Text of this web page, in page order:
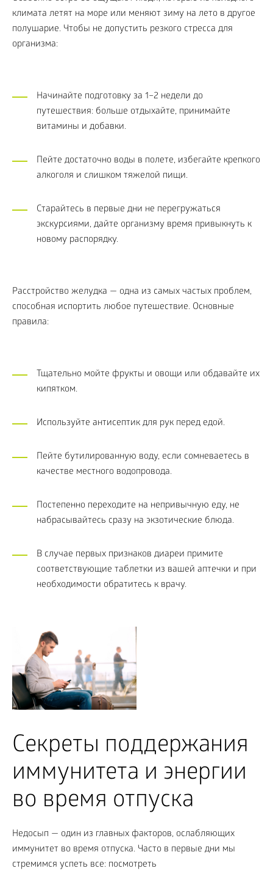
климата летят на море или меняют зиму на лето в другое
полушарие. Чтобы не допустить резкого стресса для
организма:
Начинайте подготовку за 1–2 недели до
путешествия: больше отдыхайте, принимайте
витамины и добавки.
Пейте достаточно воды в полете, избегайте крепкого
алкоголя и слишком тяжелой пищи.
Старайтесь в первые дни не перегружаться
экскурсиями, дайте организму время привыкнуть к
новому распорядку.
Расстройство желудка — одна из самых частых проблем,
способная испортить любое путешествие. Основные
правила:
Тщательно мойте фрукты и овощи или обдавайте их
кипятком.
Используйте антисептик для рук перед едой.
Пейте бутилированную воду, если сомневаетесь в
качестве местного водопровода.
Постепенно переходите на непривычную еду, не
набрасывайтесь сразу на экзотические блюда.
В случае первых признаков диареи примите
соответствующие таблетки из вашей аптечки и при
необходимости обратитесь к врачу.
Секреты поддержания
иммунитета и энергии
во время отпуска
Недосып — один из главных факторов, ослабляющих
иммунитет во время отпуска. Часто в первые дни мы
стремимся успеть все: посмотреть